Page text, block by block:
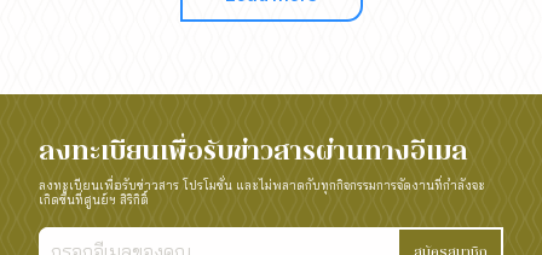
ลงทะเบียนเพื่อรับข่าวสารผ่านทางอีเมล
ลงทะเบียนเพื่อรับข่าวสาร โปรโมชั่น และไม่พลาดกับทุกกิจกรรมการจัดงานที่กำลังจะ
เกิดขึ้นที่ศูนย์ฯ สิริกิติ์
สมัครสมาชิก